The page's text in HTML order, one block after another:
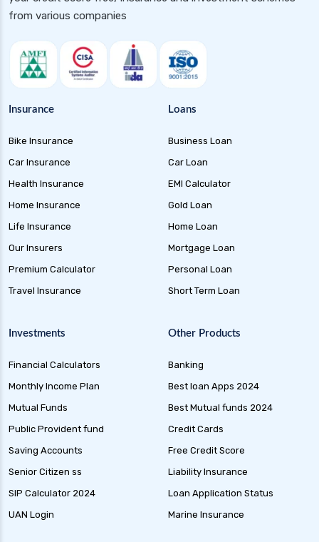
from various companies
Insurance
Bike Insurance
Car Insurance
Health Insurance
Home Insurance
Life Insurance
Our Insurers
Premium Calculator
Travel Insurance
Loans
Business Loan
Car Loan
EMI Calculator
Gold Loan
Home Loan
Mortgage Loan
Personal Loan
Short Term Loan
Investments
Financial Calculators
Monthly Income Plan
Mutual Funds
Public Provident fund
Saving Accounts
Senior Citizen ss
SIP Calculator 2024
UAN Login
Other Products
Banking
Best loan Apps 2024
Best Mutual funds 2024
Credit Cards
Free Credit Score
Liability Insurance
Loan Application Status
Marine Insurance